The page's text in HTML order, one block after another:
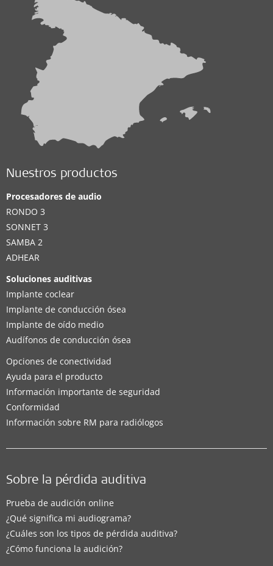
Nuestros productos
Procesadores de audio
RONDO 3
SONNET 3
SAMBA 2
ADHEAR
Soluciones auditivas
Implante coclear
Implante de conducción ósea
Implante de oído medio
Audífonos de conducción ósea
Opciones de conectividad
Ayuda para el producto
Información importante de seguridad
Conformidad
Información sobre RM para radiólogos
Sobre la pérdida auditiva
Prueba de audición online
¿Qué significa mi audiograma?
¿Cuáles son los tipos de pérdida auditiva?
¿Cómo funciona la audición?